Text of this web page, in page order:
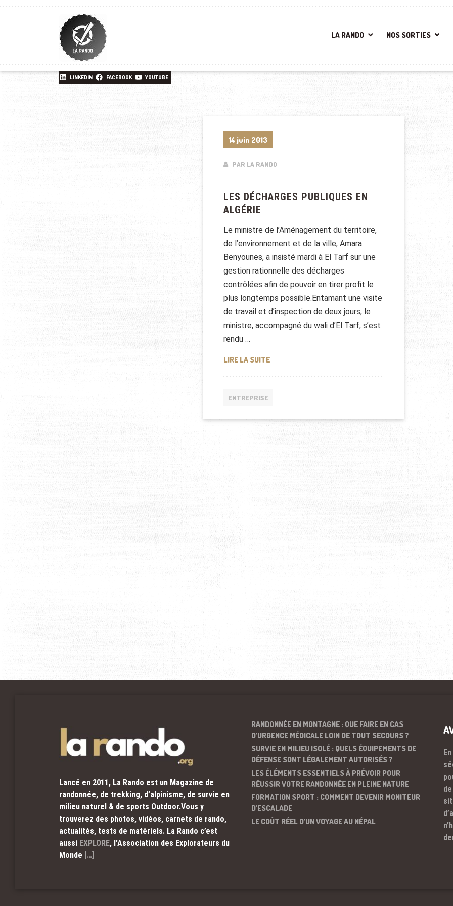
LA RANDO NOS SORTIES
LINKEDIN FACEBOOK YOUTUBE
14 juin 2013
PAR LA RANDO
LES DÉCHARGES PUBLIQUES EN
ALGÉRIE
Le ministre de l’Aménagement du territoire,
de l’environnement et de la ville, Amara
Benyounes, a insisté mardi à El Tarf sur une
gestion rationnelle des décharges
contrôlées afin de pouvoir en tirer profit le
plus longtemps possible.Entamant une visite
de travail et d’inspection de deux jours, le
ministre, accompagné du wali d’El Tarf, s’est
rendu …
LIRE LA SUITELES DÉCHARGES PUBLIQUES EN ALGÉRIE
ENTREPRISE
Lancé en 2011, La Rando est un Magazine de
randonnée, de trekking, d’alpinisme, de survie en
milieu naturel & de sports Outdoor.Vous y
trouverez des photos, vidéos, carnets de rando,
actualités, tests de matériels. La Rando c’est
aussi EXPLORE, l’Association des Explorateurs du
Monde […]
RANDONNÉE EN MONTAGNE : QUE FAIRE EN CAS
D’URGENCE MÉDICALE LOIN DE TOUT SECOURS ?
SURVIE EN MILIEU ISOLÉ : QUELS ÉQUIPEMENTS DE
DÉFENSE SONT LÉGALEMENT AUTORISÉS ?
LES ÉLÉMENTS ESSENTIELS À PRÉVOIR POUR
RÉUSSIR VOTRE RANDONNÉE EN PLEINE NATURE
FORMATION SPORT : COMMENT DEVENIR MONITEUR
D’ESCALADE
LE COÛT RÉEL D’UN VOYAGE AU NÉPAL